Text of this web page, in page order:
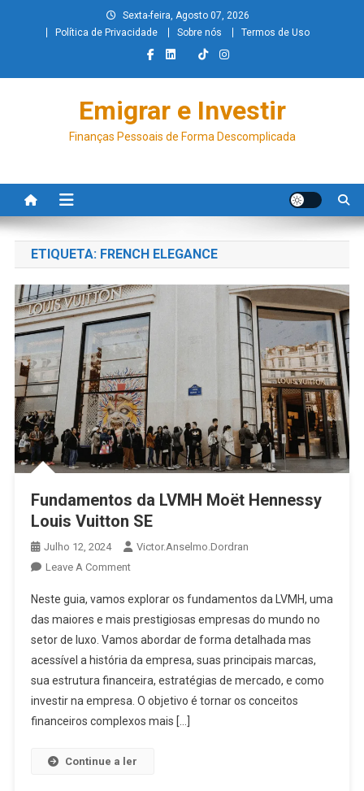
Sexta-feira, Agosto 07, 2026
Política de Privacidade
Sobre nós Termos de Uso
Emigrar e Investir
Finanças Pessoais de Forma Descomplicada
ETIQUETA: FRENCH ELEGANCE
Fundamentos da LVMH Moët Hennessy
Louis Vuitton SE
Julho 12, 2024
Victor.anselmo.dordran
Leave A Comment
Neste guia, vamos explorar os fundamentos da LVMH, uma
das maiores e mais prestigiosas empresas do mundo no
setor de luxo. Vamos abordar de forma detalhada mas
acessível a história da empresa, suas principais marcas,
sua estrutura financeira, estratégias de mercado, e como
investir na empresa. O objetivo é tornar os conceitos
financeiros complexos mais […]
Continue a ler